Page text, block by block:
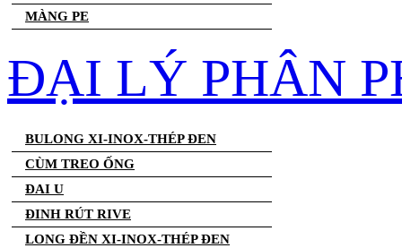
MÀNG PE
ĐẠI LÝ PHÂN
BULONG XI-INOX-THÉP ĐEN
CÙM TREO ỐNG
ĐAI U
ĐINH RÚT RIVE
LONG ĐỀN XI-INOX-THÉP ĐEN